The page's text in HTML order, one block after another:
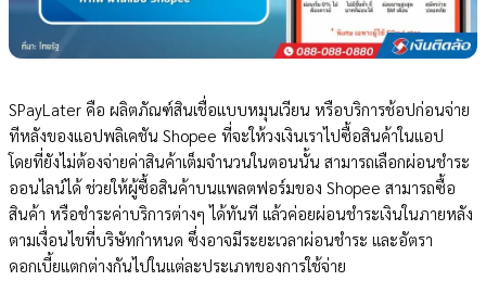
SPayLater คือ ผลิตภัณฑ์สินเชื่อแบบหมุนเวียน หรือบริการช้อปก่อนจ่าย
ทีหลังของแอปพลิเคชัน Shopee ที่จะให้วงเงินเราไปซื้อสินค้าในแอป
โดยที่ยังไม่ต้องจ่ายค่าสินค้าเต็มจำนวนในตอนนั้น สามารถเลือกผ่อนชำระ
ออนไลน์ได้ ช่วยให้ผู้ซื้อสินค้าบนแพลตฟอร์มของ Shopee สามารถซื้อ
สินค้า หรือชำระค่าบริการต่างๆ ได้ทันที แล้วค่อยผ่อนชำระเงินในภายหลัง
ตามเงื่อนไขที่บริษัทกำหนด ซึ่งอาจมีระยะเวลาผ่อนชำระ และอัตรา
ดอกเบี้ยแตกต่างกันไปในแต่ละประเภทของการใช้จ่าย